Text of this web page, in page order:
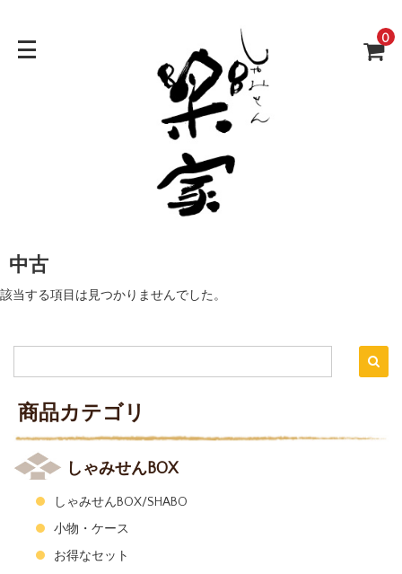
0
中古
該当する項目は見つかりませんでした。
商品カテゴリ
しゃみせんBOX
しゃみせんBOX/SHABO
小物・ケース
お得なセット